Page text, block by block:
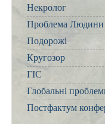
Некролог
Проблема Людини
Подорожі
Кругозор
ГІС
Глобальні
Постфактум